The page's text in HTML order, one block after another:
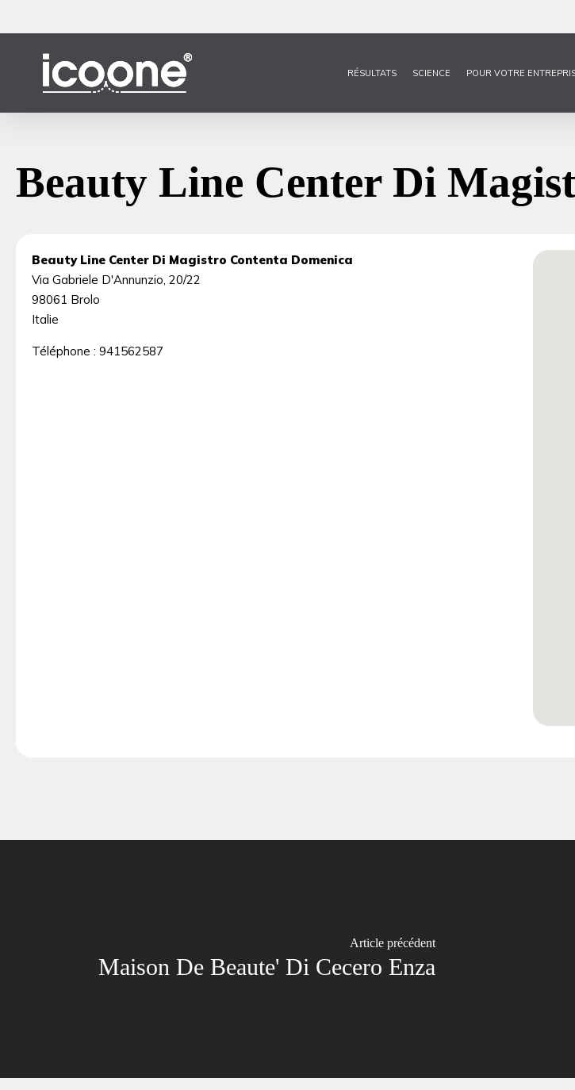
RÉSULTATS SCIENCE POUR VOTRE
Beauty Line Center Di
Beauty Line Center Di Magistro Contenta Domenica
Via Gabriele D'Annunzio, 20/22
98061 Brolo
Italie
Téléphone : 941562587
Article précédent
Maison De Beaute' Di Cecero Enza